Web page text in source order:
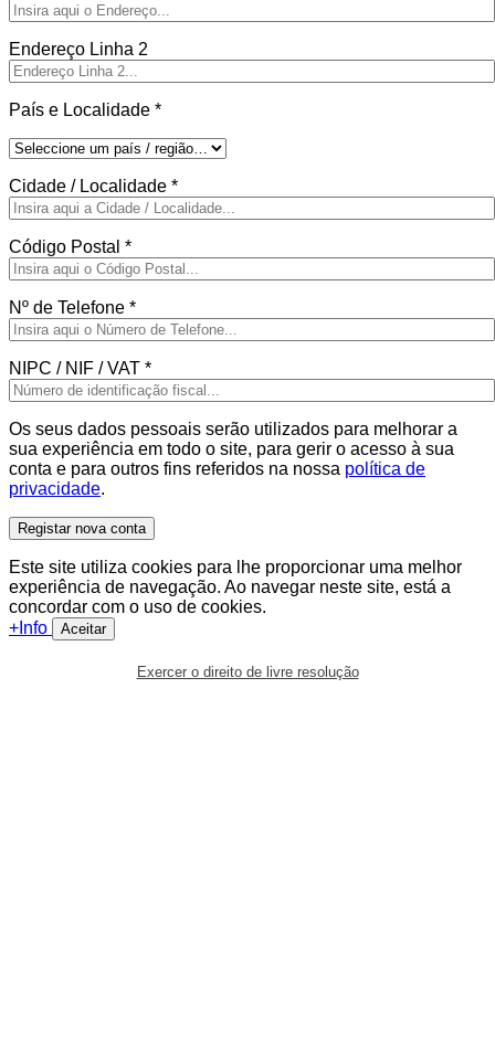
Endereço Linha 2
País e Localidade *
Cidade / Localidade *
Código Postal *
Nº de Telefone *
NIPC / NIF / VAT *
Os seus dados pessoais serão utilizados para melhorar a
sua experiência em todo o site, para gerir o acesso à sua
conta e para outros fins referidos na nossa política de
privacidade.
Registar nova conta
Este site utiliza cookies para lhe proporcionar uma melhor
experiência de navegação. Ao navegar neste site, está a
concordar com o uso de cookies.
+Info
Aceitar
Exercer o direito de livre resolução